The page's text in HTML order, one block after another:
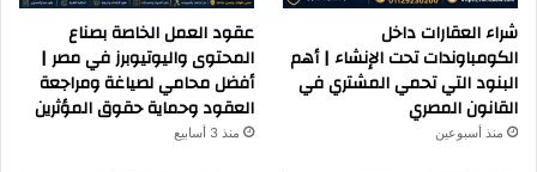
شراء العقارات داخل
الكومباوندات تحت الإنشاء | أهم
البنود التي تحمي المشتري في
القانون المصري
منذ أسبوعين
عقود العمل الخاصة بصناع
المحتوى واليوتيوبرز في مصر |
أفضل محامي لصياغة ومراجعة
العقود وحماية حقوق المؤثرين
منذ 3 أسابيع